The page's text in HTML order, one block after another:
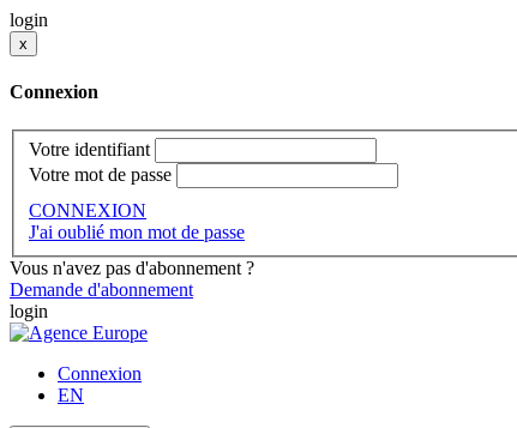
login
x
Connexion
Votre identifiant
Votre mot de passe
CONNEXION
J'ai oublié mon mot de passe
Vous n'avez pas d'abonnement ?
Demande d'abonnement
login
Connexion
EN